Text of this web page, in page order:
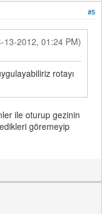
#5
13-2012, 01:24 PM)
rotayı
ile oturup gezinin
göremeyip